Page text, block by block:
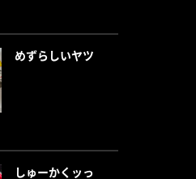
めずらしいヤツ
しゅーかくッっ